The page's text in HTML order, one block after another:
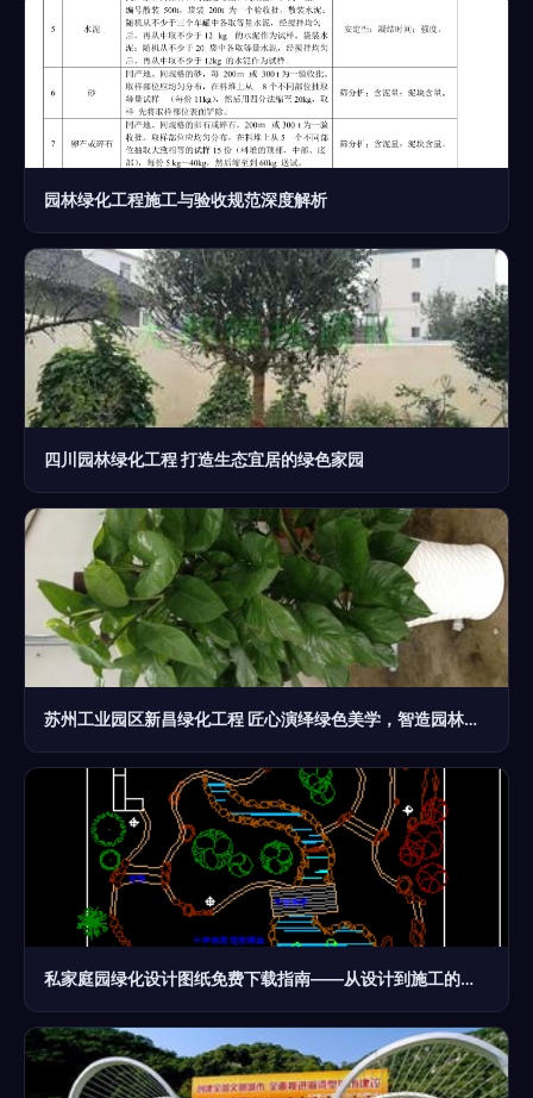
园林绿化工程施工与验收规范深度解析
四川园林绿化工程 打造生态宜居的绿色家园
苏州工业园区新昌绿化工程 匠心演绎绿色美学，智造园林精品
私家庭园绿化设计图纸免费下载指南——从设计到施工的全流程解析